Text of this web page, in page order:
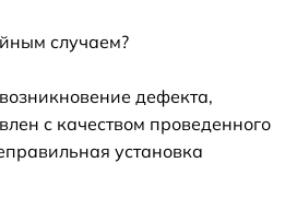
случаем?
дефекта,
с качеством проведенного
установка